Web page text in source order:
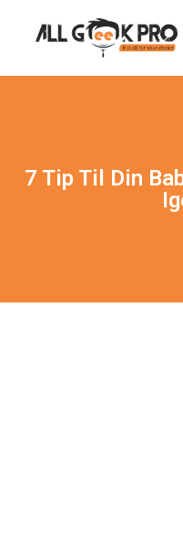
7 Tip Til Din